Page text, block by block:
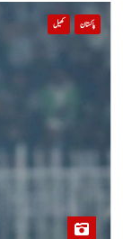
پاکستان کھیل